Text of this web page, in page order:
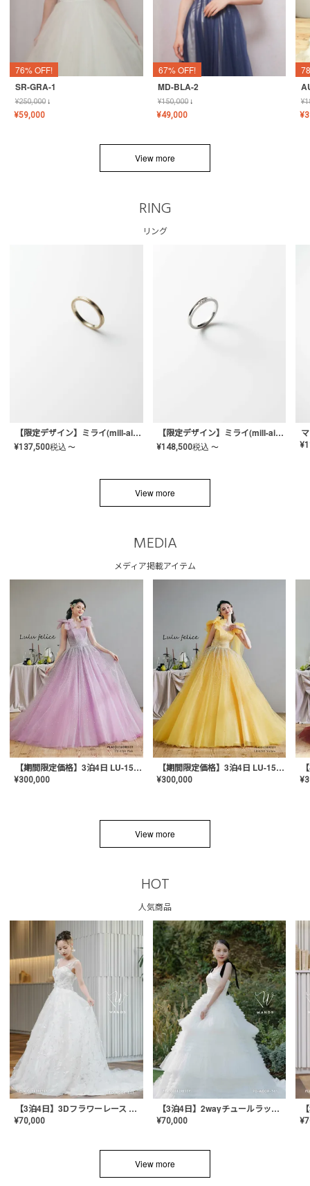
76% OFF!
SR-GRA-1
¥250,000↓
¥59,000
67% OFF!
MD-BLA-2
¥150,000↓
¥49,000
¥
¥
View more
RING
リング
【限定デザイン】ミライ(mill-ai)リング
¥137,500税込 〜
【限定デザイン】ミライ(mill-ai)リング
¥148,500税込 〜 ¥
View more
MEDIA
メディア掲載アイテム
【期間限定価格】3泊4日 LU-1501(Pink)
¥300,000
【期間限定価格】3泊4日 LU-1501(Yellow)
¥300,000 ¥
View more
HOT
人気商品
【3泊4日】3Dフラワーレース ドレス〈PD-WDOR-331〉
¥70,000
【3泊4日】2wayチュールラッフルドレス〈PD-WDOR-341RTL〉
¥70,000 ¥
View more